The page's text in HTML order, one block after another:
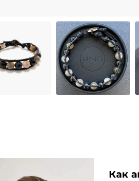
Как